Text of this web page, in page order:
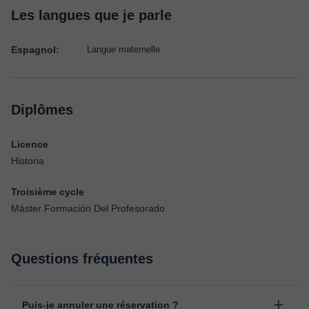
Les langues que je parle
Espagnol: Langue maternelle
Diplômes
Licence
Historia
Troisième cycle
Máster Formación Del Profesorado
Questions fréquentes
Puis-je annuler une réservation ?